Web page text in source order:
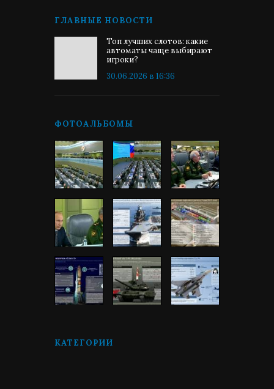
ГЛАВНЫЕ НОВОСТИ
Топ лучших слотов: какие
автоматы чаще выбирают
игроки?
30.06.2026 в 16:36
ФОТОАЛЬБОМЫ
КАТЕГОРИИ